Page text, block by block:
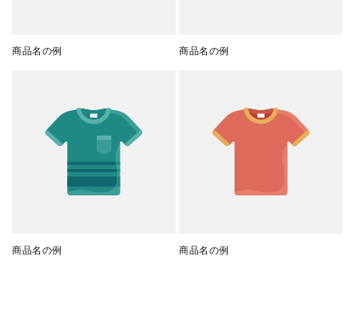
商品名の例 商品名の例
商品名の例 商品名の例